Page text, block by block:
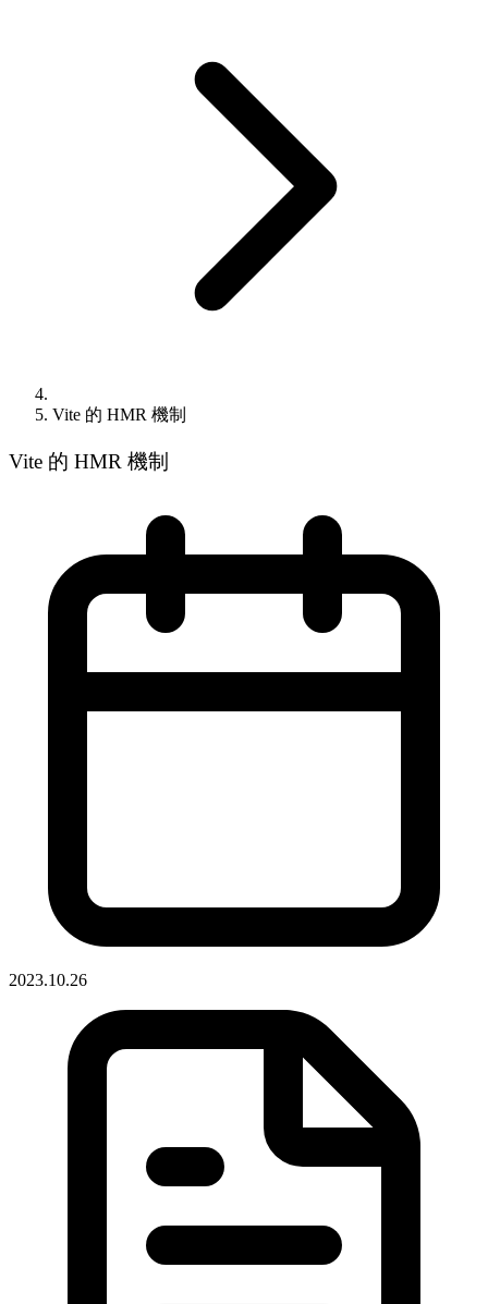
Vite 的 HMR 機制
Vite 的 HMR 機制
2023.10.26